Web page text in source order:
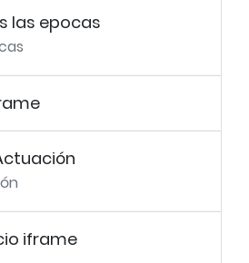
las epocas
iframe